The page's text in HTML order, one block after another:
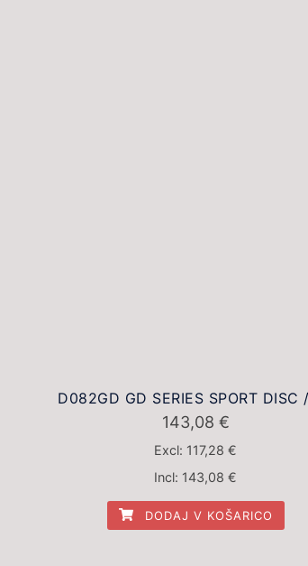
D082GD GD SERIES SPORT DISC
143,08 €
Excl: 117,28€
Incl: 143,08€
DODAJ V KOŠARICO